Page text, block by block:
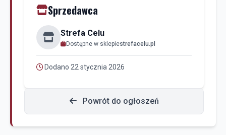
Sprzedawca
Strefa Celu
Dostępne w sklepiestrefacelu.pl
Dodano 22 stycznia 2026
Powrót do ogłoszeń